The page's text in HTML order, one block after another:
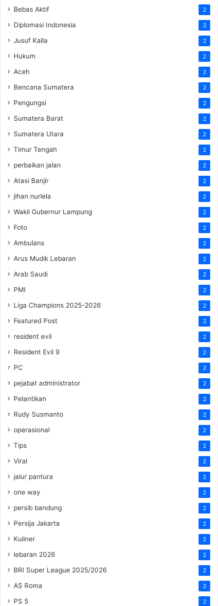
Bebas Aktif 2
Diplomasi Indonesia 2
Jusuf Kalla 2
Hukum 2
Aceh 2
Bencana Sumatera 2
Pengungsi 2
Sumatera Barat 2
Sumatera Utara 2
Timur Tengah 2
perbaikan jalan 2
Atasi Banjir 2
jihan nurlela 2
Wakil Gubernur Lampung 2
Foto 2
Ambulans 2
Arus Mudik Lebaran 2
Arab Saudi 2
PMI 2
Liga Champions 2025-2026 2
Featured Post 2
resident evil 2
Resident Evil 9 2
PC 2
pejabat administrator 2
Pelantikan 2
Rudy Susmanto 2
operasional 2
Tips 2
Viral 2
jalur pantura 2
one way 2
persib bandung 2
Persija Jakarta 2
Kuliner 2
lebaran 2026 2
BRI Super League 2025/2026 2
AS Roma 2
PS 5 2